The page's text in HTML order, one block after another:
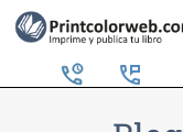
perm_phone_msg